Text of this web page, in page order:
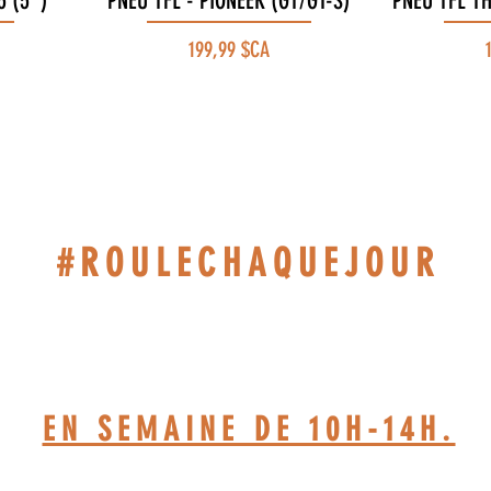
Prix
199,99 $CA
#ROULECHAQUEJOUR
EN SEMAINE DE 10H-14H.